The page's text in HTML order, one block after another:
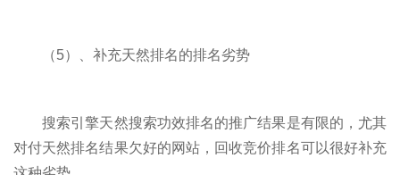
（5）、补充天然排名的排名劣势
搜索引擎天然搜索功效排名的推广结果是有限的，尤其
对付天然排名结果欠好的网站，回收竞价排名可以很好补充